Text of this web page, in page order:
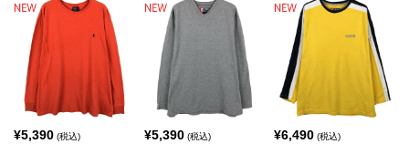
¥5,390 (税込) ¥5,390(税込) ¥6,490 (税込)